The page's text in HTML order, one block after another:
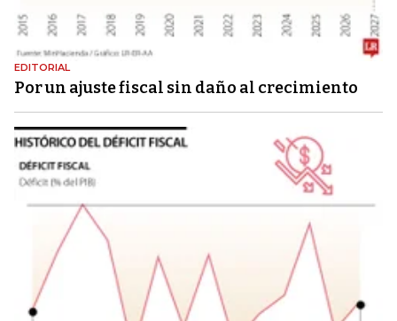
EDITORIAL
Por un ajuste fiscal sin daño al crecimiento